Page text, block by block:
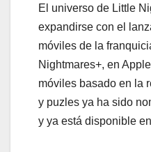
El universo de Little
expandirse con el
móviles de la
Nightmares+, en
móviles basado en la
y puzles ya ha sido
y ya está disponible